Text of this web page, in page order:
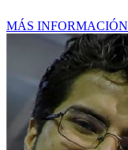
MÁS INFORMACIÓN